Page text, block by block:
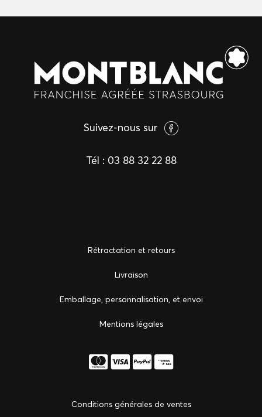
Suivez-nous sur
Tél : 03 88 32 22 88
Rétractation et retours
Livraison
Emballage, personnalisation, et envoi
Mentions légales
Conditions générales de ventes